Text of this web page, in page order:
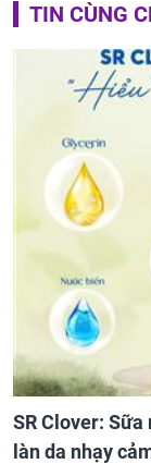
TIN CÙNG
SR Clover:
làn da nhạy